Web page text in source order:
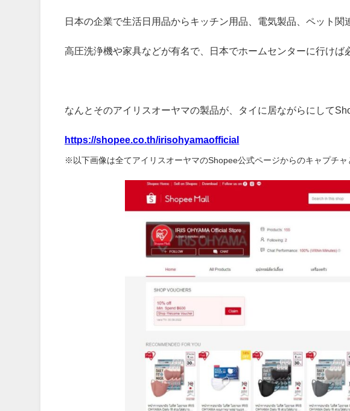
日本の企業で生活日用品からキッチン用品、電気製品、ペット関
高圧洗浄機や家具などが有名で、日本でホームセンターに行けば
なんとそのアイリスオーヤマの製品が、タイに居ながらにして
https://shopee.co.th/irisohyamaofficial
※以下画像は全てアイリスオーヤマのShopee公式ページからのキャプチャ